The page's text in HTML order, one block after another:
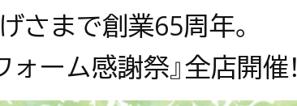
さまで創業65周年。
ォーム感謝祭』全店開催！